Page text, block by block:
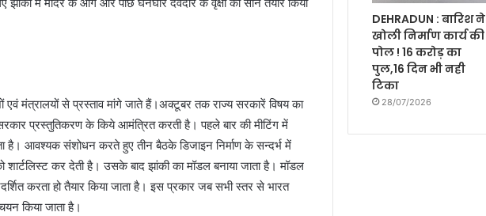
झांकी में मंदिर के आगे और पीछे घनघोर देवदार के वृक्षो का सीन तैयार किया
एवं मंत्रालयों से प्रस्ताव मांगे जाते हैं।अक्टूबर तक राज्य सरकारें विषय का
प्रस्तुतिकरण के किये आमंत्रित करती है। पहले बार की मीटिंग में
है। आवश्यक संशोधन करते हुए तीन बैठके डिजाइन निर्माण के सन्दर्भ में
कर देती है। उसके बाद झांकी का मॉडल बनाया जाता है। मॉडल
करता हो तैयार किया जाता है। इस प्रकार जब सभी स्तर से भारत
किया जाता है।
DEHRADUN : बारिश ने
खोली निर्माण कार्य की
पोल ! 16 करोड़ का
पुल,16 दिन भी नही
टिका
28/07/2026